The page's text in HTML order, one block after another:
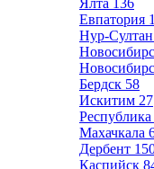
Ялта 136
Евпатория
Нур-Султан
Бердск 58
Искитим 27
Республика
Махачкала
Дербент
Каспийск